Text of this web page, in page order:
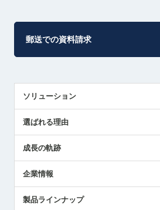
郵送での資料請求
ソリューション
解決策提案
選ばれる理由
成長の軌跡
企業情報
ごあいさつ
製品ラインナップ